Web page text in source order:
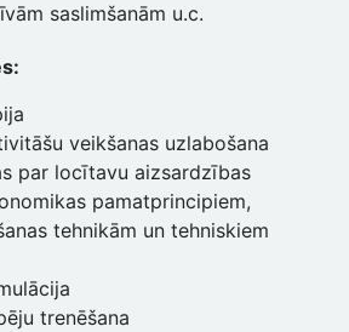
saslimšanām u.c.
veikšanas uzlabošana
par locītavu aizsardzības
pamatprincipiem,
tehnikām un tehniskiem
trenēšana